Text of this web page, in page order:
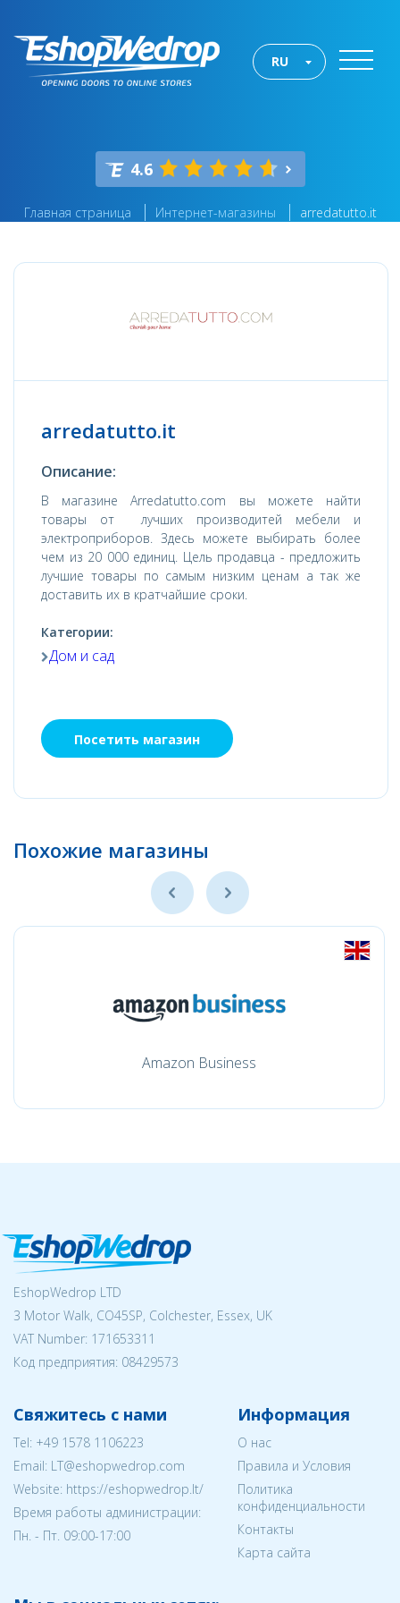
RU
4.6
Главная страница Интернет-магазины arredatutto.it
arredatutto.it
Описание:
В магазине Arredatutto.com вы можете найти
товары от лучших производитей мебели и
электроприборов. Здесь можете выбирать более
чем из 20 000 единиц. Цель продавца - предложить
лучшие товары по самым низким ценам а так же
доставить их в кратчайшие сроки.
Категории:
Дом и сад
Посетить магазин
Похожие магазины
Amazon Business
EshopWedrop LTD
3 Motor Walk, CO45SP, Colchester, Essex, UK
VAT Number: 171653311
Код предприятия: 08429573
Свяжитесь с нами
Tel: +49 1578 1106223
Email: LT@eshopwedrop.com
Website: https://eshopwedrop.lt/
Время работы администрации:
Пн. - Пт. 09:00-17:00
Информация
О нас
Правила и Условия
Политика
конфиденциальности
Контакты
Карта сайта